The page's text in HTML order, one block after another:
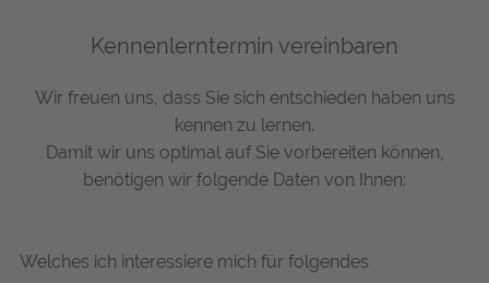
Kennenlerntermin vereinbaren
Wir freuen uns, dass Sie sich entschieden haben uns
kennen zu lernen.
Damit wir uns optimal auf Sie vorbereiten können,
benötigen wir folgende Daten von Ihnen:
Welches ich interessiere mich für folgendes